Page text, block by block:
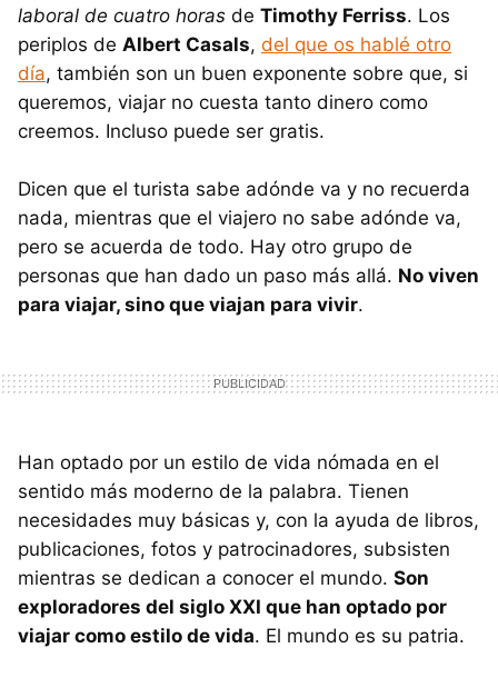
laboral de cuatro horas de Timothy Ferriss. Los
periplos de Albert Casals, del que os hablé otro
día, también son un buen exponente sobre que, si
queremos, viajar no cuesta tanto dinero como
creemos. Incluso puede ser gratis.
Dicen que el turista sabe adónde va y no recuerda
nada, mientras que el viajero no sabe adónde va,
pero se acuerda de todo. Hay otro grupo de
personas que han dado un paso más allá. No viven
para viajar, sino que viajan para vivir.
Han optado por un estilo de vida nómada en el
sentido más moderno de la palabra. Tienen
necesidades muy básicas y, con la ayuda de libros,
publicaciones, fotos y patrocinadores, subsisten
mientras se dedican a conocer el mundo. Son
exploradores del siglo XXI que han optado por
viajar como estilo de vida. El mundo es su patria.